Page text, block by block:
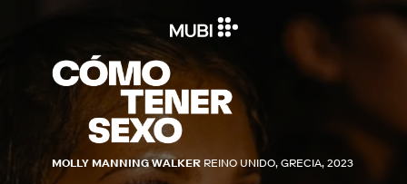
MOLLY MANNING WALKER REINO UNIDO, GRECIA, 2023